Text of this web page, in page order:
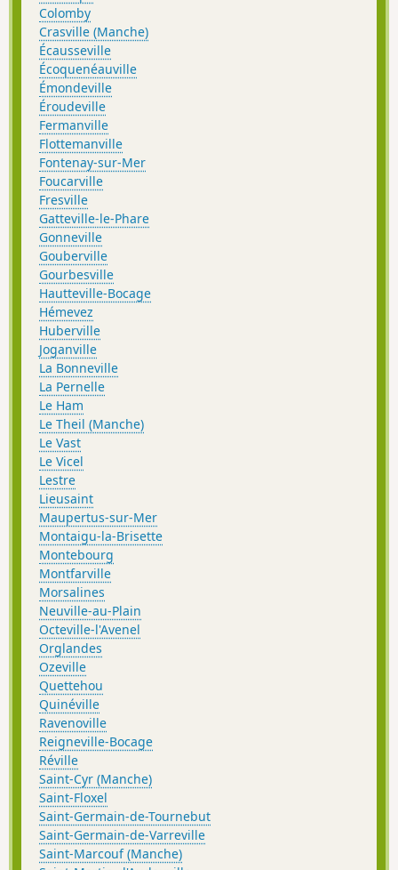
Colomby
Crasville (Manche)
Écausseville
Écoquenéauville
Émondeville
Éroudeville
Fermanville
Flottemanville
Fontenay-sur-Mer
Foucarville
Fresville
Gatteville-le-Phare
Gonneville
Gouberville
Gourbesville
Hautteville-Bocage
Hémevez
Huberville
Joganville
La Bonneville
La Pernelle
Le Ham
Le Theil (Manche)
Le Vast
Le Vicel
Lestre
Lieusaint
Maupertus-sur-Mer
Montaigu-la-Brisette
Montebourg
Montfarville
Morsalines
Neuville-au-Plain
Octeville-l'Avenel
Orglandes
Ozeville
Quettehou
Quinéville
Ravenoville
Reigneville-Bocage
Réville
Saint-Cyr (Manche)
Saint-Floxel
Saint-Germain-de-Tournebut
Saint-Germain-de-Varreville
Saint-Marcouf (Manche)